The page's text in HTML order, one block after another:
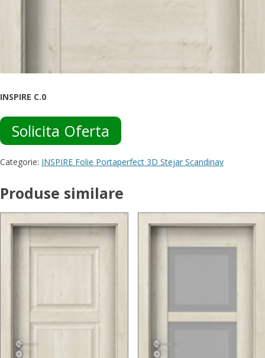
INSPIRE C.0
Solicita Oferta
Categorie: INSPIRE Folie Portaperfect 3D Stejar Scandinav
Produse similare